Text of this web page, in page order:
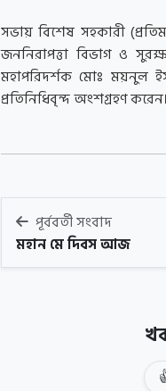
সভায় বিশেষ সহকারী
জননিরাপত্তা বিভাগ ও
মহাপরিদর্শক মোঃ ময়নুল
প্রতিনিধিবৃন্দ অংশগ্রহণ করেন।
পূর্ববর্তী সংবাদ
মহান মে দিবস আজ